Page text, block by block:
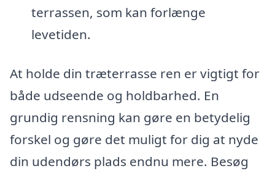
terrassen, som kan forlænge
levetiden.
At holde din træterrasse ren er vigtigt for
både udseende og holdbarhed. En
grundig rensning kan gøre en betydelig
forskel og gøre det muligt for dig at nyde
din udendørs plads endnu mere. Besøg